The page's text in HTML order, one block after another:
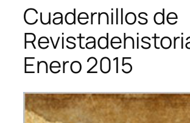
Cuadernillos de
Enero 2015